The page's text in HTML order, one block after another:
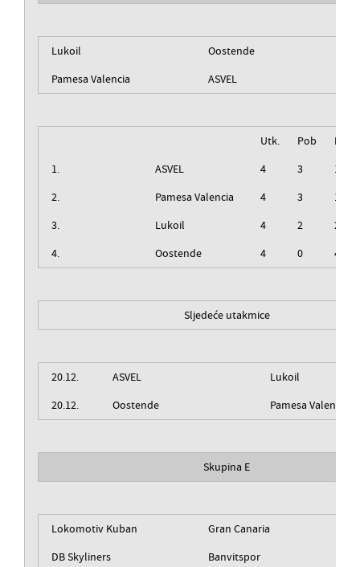
Lukoil
Oostende
Pamesa Valencia
ASVEL
Utk. Pob
Izg
1.
ASVEL 4 3
1
2.
Pamesa Valencia 4 3
1
3.
Lukoil 4 2
2
4.
Oostende 4 0 4
Sljedeće utakmice
20.12. ASVEL
Lukoil
20.12.
Oostende Pamesa Valencia
Skupina E
Lokomotiv Kuban
Gran Canaria
DB Skyliners
Banvitspor